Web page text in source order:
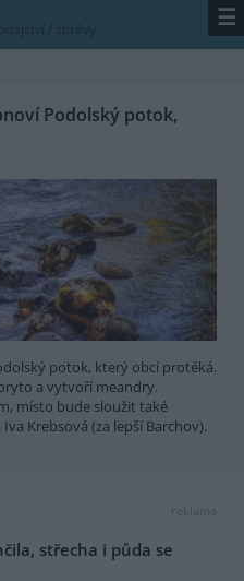
/ zprávy ☰
Podolský potok,
potok, který obcí protéká.
a vytvoří meandry.
místo bude sloužit také
Krebsová (za lepší Barchov).
reklama
střecha i půda se